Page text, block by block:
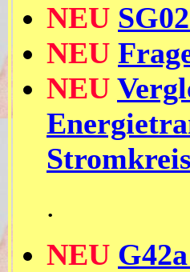
NEU
NEU
NEU
Stromkreis
.
NEU